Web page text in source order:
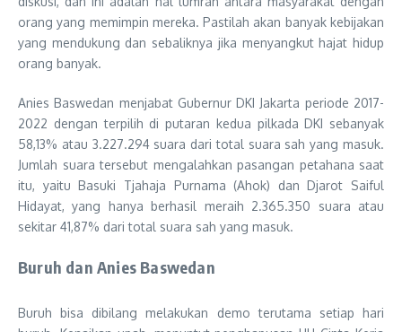
orang yang memimpin mereka. Pastilah akan banyak kebijakan
yang mendukung dan sebaliknya jika menyangkut hajat hidup
orang banyak.
Anies Baswedan menjabat Gubernur DKI Jakarta periode 2017-
2022 dengan terpilih di putaran kedua pilkada DKI sebanyak
58,13% atau 3.227.294 suara dari total suara sah yang masuk.
Jumlah suara tersebut mengalahkan pasangan petahana saat
itu, yaitu Basuki Tjahaja Purnama (Ahok) dan Djarot Saiful
Hidayat, yang hanya berhasil meraih 2.365.350 suara atau
sekitar 41,87% dari total suara sah yang masuk.
Buruh dan Anies Baswedan
Buruh bisa dibilang melakukan demo terutama setiap hari